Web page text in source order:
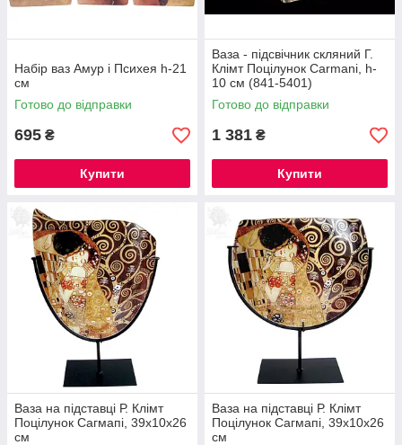
Набір ваз Амур і Психея h-21
см
Готово до відправки
695 ₴
Купити
Ваза - підсвічник скляний Г.
Клімт Поцілунок Carmani, h-
10 см (841-5401)
Готово до відправки
1 381 ₴
Купити
Ваза на підставці Р. Клімт
Поцілунок Сагмапі, 39х10х26
см
Ваза на підставці Р. Клімт
Поцілунок Сагмапі, 39х10х26
см